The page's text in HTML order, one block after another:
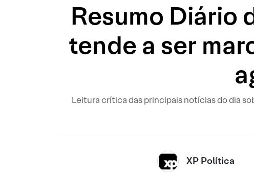
Resumo Diário
tende a ser
Leitura crítica das principais notícias do dia
XP Política